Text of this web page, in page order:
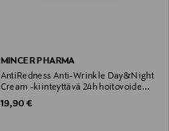
MINCER PHARMA
AntiRedness Anti-Wrinkle Day&Night
Cream -kiinteyttävä 24h hoitovoide
50ml
Original Price
19,90 €